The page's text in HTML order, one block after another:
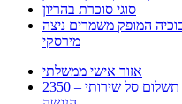
סוגי סוכרת בהריון
המופק משמרים ניצה
מירסקי
אזור אישי ממשלתי
2350 – מידע לסטודנט עם לקות שמיעה-נוהל תשלום סל שירותי